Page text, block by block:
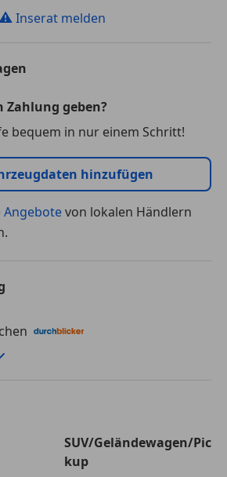
⚠ Inserat melden
Zahlung geben?
bequem in nur einem Schritt!
hinzufügen
von lokalen Händlern
von durchblicker.at
120 Monate
SUV/Geländewagen/Pic
kup